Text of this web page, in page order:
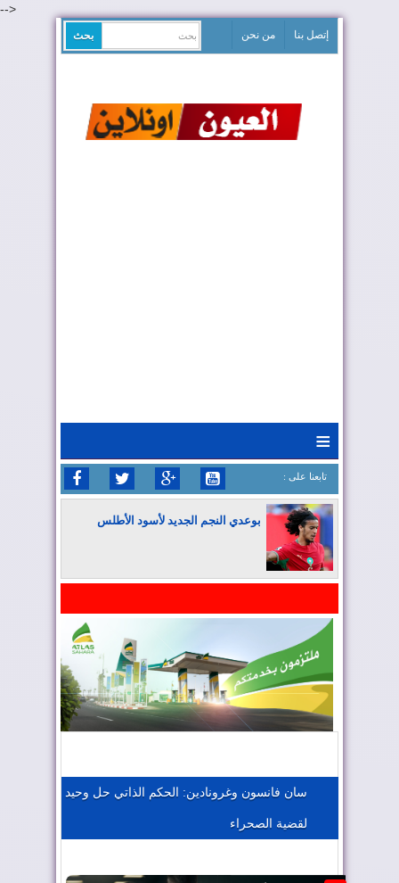
-->
إتصل بنا من نحن
≡
: تابعنا على
بوعدي النجم الجديد لأسود الأطلس
المغرب يعزز موقعه في صناعة الطيران
الجزائر تستسلم لفرنسا
سان فانسون وغرونادين: الحكم الذاتي حل وحيد
لقضية الصحراء